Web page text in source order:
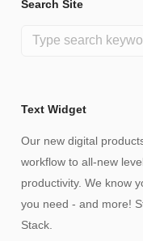
Search Site
Text Widget
Our new digital
workflow to all-new
productivity. We know
you need - and more!
Stack.